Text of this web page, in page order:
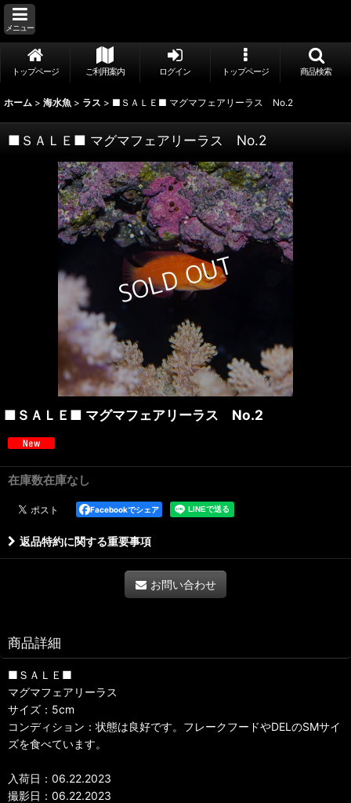
メニュー
トップページ ご利用案内 ログイン トップページ 商品検索
ホーム > 海水魚 > ラス > ■ＳＡＬＥ■ マグマフェアリーラス No.2
■ＳＡＬＥ■ マグマフェアリーラス No.2
■ＳＡＬＥ■ マグマフェアリーラス No.2
在庫数在庫なし
Facebookでシェア
返品特約に関する重要事項
お問い合わせ
商品詳細
■ＳＡＬＥ■
マグマフェアリーラス
サイズ：5cm
コンディション：状態は良好です。フレークフードやDELのSMサイ
ズを食べています。
入荷日：06.22.2023
撮影日：06.22.2023